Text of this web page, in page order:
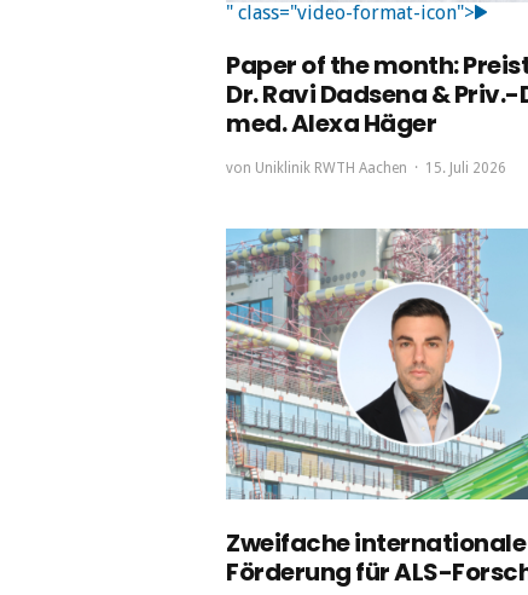
" class="video-format-icon">
Paper of the month:
Dr. Ravi Dadsena & Priv.-
med. Alexa Häger
von Uniklinik RWTH Aachen 15. Juli 2026
Zweifache internationale
Förderung für ALS-